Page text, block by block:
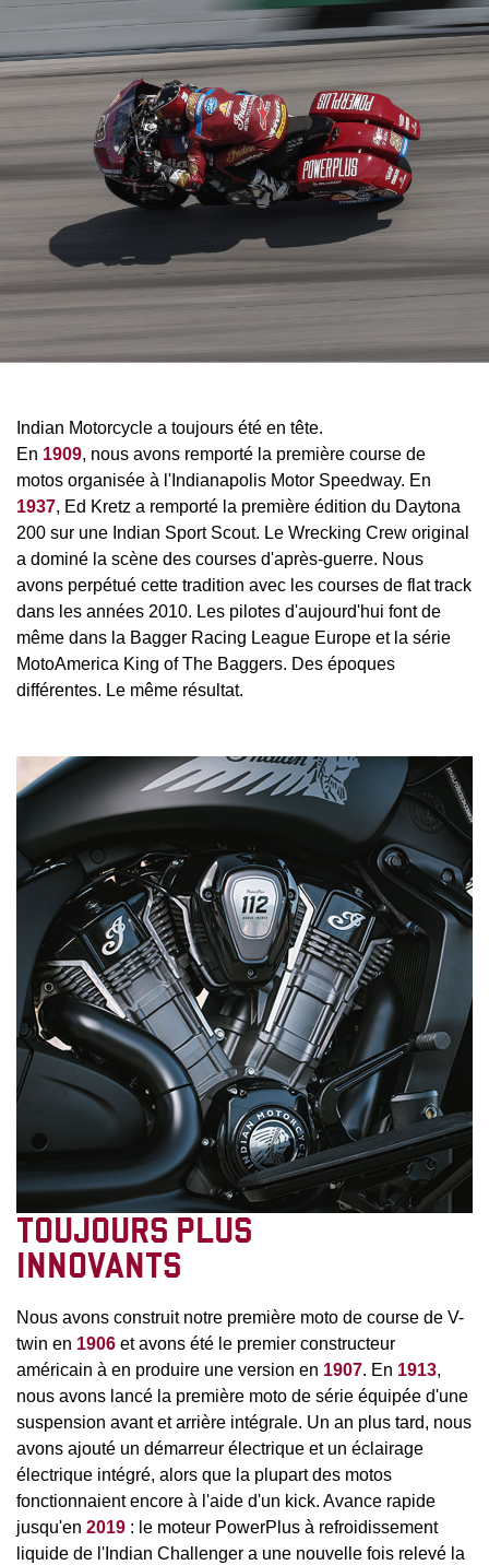
Indian Motorcycle a toujours été en tête.
En 1909, nous avons remporté la première course de
motos organisée à l'Indianapolis Motor Speedway. En
1937, Ed Kretz a remporté la première édition du Daytona
200 sur une Indian Sport Scout. Le Wrecking Crew original
a dominé la scène des courses d'après-guerre. Nous
avons perpétué cette tradition avec les courses de flat track
dans les années 2010. Les pilotes d'aujourd'hui font de
même dans la Bagger Racing League Europe et la série
MotoAmerica King of The Baggers. Des époques
différentes. Le même résultat.
TOUJOURS PLUS
INNOVANTS
Nous avons construit notre première moto de course de V-
twin en 1906 et avons été le premier constructeur
américain à en produire une version en 1907. En 1913,
nous avons lancé la première moto de série équipée d'une
suspension avant et arrière intégrale. Un an plus tard, nous
avons ajouté un démarreur électrique et un éclairage
électrique intégré, alors que la plupart des motos
fonctionnaient encore à l'aide d'un kick. Avance rapide
jusqu'en 2019 : le moteur PowerPlus à refroidissement
liquide de l'Indian Challenger a une nouvelle fois relevé la